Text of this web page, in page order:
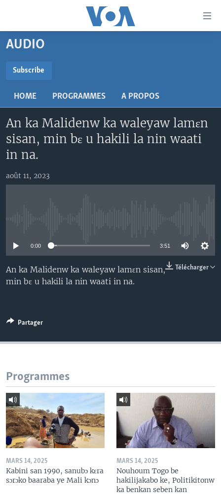
Menu
principal
navigation
principale
Retour
recherche
MALI KURA
RADIO
AN BA FO!
FARAFINA FOLI
SUIVEZ-NOUS
AUDIO
Subscribe
S'abonner
HOME PROGRAMMES A PROPOS
An ka Malidenw ka waleyaw lamɛn
sisan, min bɛ u hakili la nin waati
in na.
août 11, 2023
0:00 3:51
Télécharger
An ka Malidenw ka waleyaw lamɛn sisan,
min bɛ u hakili la nin waati in na.
Partager
Programmes
MARS 14, 2025
Kabini san 1990, sanubɔ kɛra
sɔrɔko baaraba ye Mali kɔnɔ
MARS 14, 2025
Nouhoum Togo be
hakilijakabo ke, Politikitonw
ka benkan seben kan